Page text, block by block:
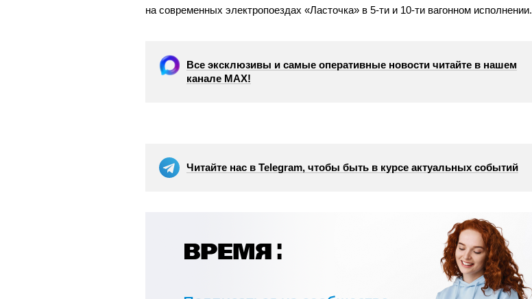
на современных электропоездах «Ласточка» в 5-ти и 10-ти вагонном исполнении.
Все эксклюзивы и самые оперативные новости читайте в нашем
канале МАХ!
Читайте нас в Telegram, чтобы быть в курсе актуальных событий